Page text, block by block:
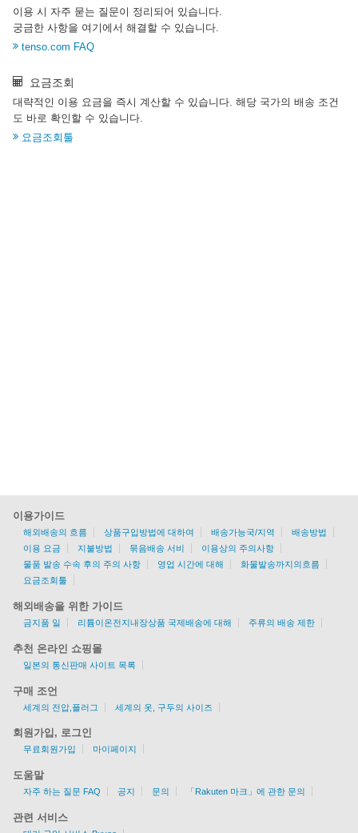
이용 시 자주 묻는 질문이 정리되어 있습니다.
궁금한 사항을 여기에서 해결할 수 있습니다.
tenso.com FAQ
요금조회
대략적인 이용 요금을 즉시 계산할 수 있습니다. 해당 국가의 배송 조건
도 바로 확인할 수 있습니다.
요금조회툴
이용가이드
해외배송의 흐름 상품구입방법에 대하여 배송가능국/지역
배송방법
이용 요금
지불방법 묶음배송 서비
이용상의 주의사항
물품 발송 수속 후의 주의 사항
영업 시간에 대해
화물발송까지의흐름
요금조회툴
해외배송을 위한 가이드
금지품 일 리튬이온전지내장상품 국제배송에 대해 주류의 배송 제한
추천 온라인 쇼핑몰
일본의 통신판매 사이트 목록
구매 조언
세계의 전압,플러그 세계의 옷, 구두의 사이즈
회원가입, 로그인
무료회원가입 마이페이지
도움말
자주 하는 질문 FAQ 공지 문의 「Rakuten 마크」에 관한 문의
관련 서비스